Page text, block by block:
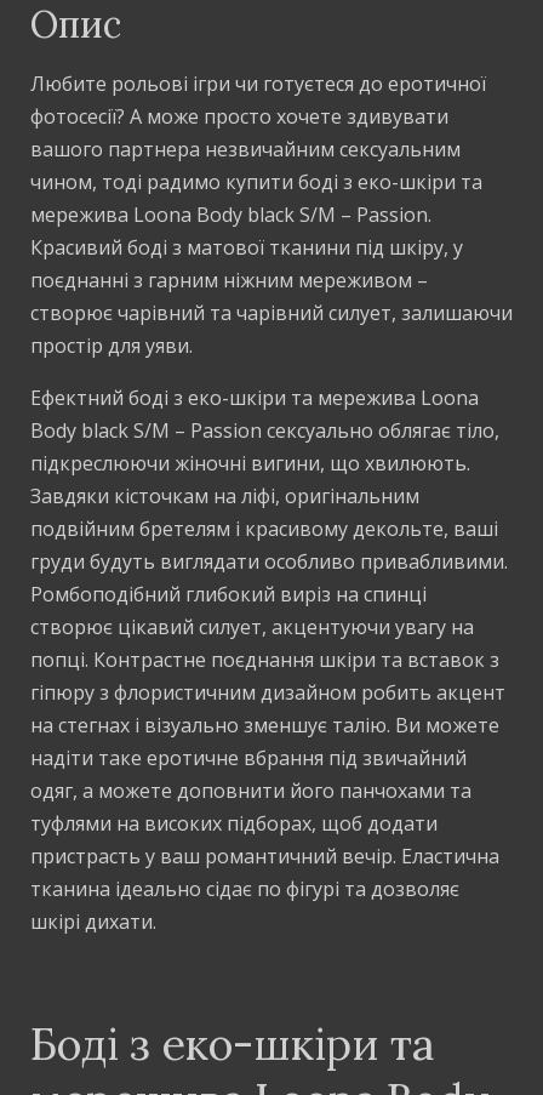
Опис
Любите рольові ігри чи готуєтеся до еротичної
фотосесії? А може просто хочете здивувати
вашого партнера незвичайним сексуальним
чином, тоді радимо купити боді з еко-шкіри та
мережива Loona Body black S/M – Passion.
Красивий боді з матової тканини під шкіру, у
поєднанні з гарним ніжним мереживом –
створює чарівний та чарівний силует, залишаючи
простір для уяви.
Ефектний боді з еко-шкіри та мережива Loona
Body black S/M – Passion сексуально облягає тіло,
підкреслюючи жіночні вигини, що хвилюють.
Завдяки кісточкам на ліфі, оригінальним
подвійним бретелям і красивому декольте, ваші
груди будуть виглядати особливо привабливими.
Ромбоподібний глибокий виріз на спинці
створює цікавий силует, акцентуючи увагу на
попці. Контрастне поєднання шкіри та вставок з
гіпюру з флористичним дизайном робить акцент
на стегнах і візуально зменшує талію. Ви можете
надіти таке еротичне вбрання під звичайний
одяг, а можете доповнити його панчохами та
туфлями на високих підборах, щоб додати
пристрасть у ваш романтичний вечір. Еластична
тканина ідеально сідає по фігурі та дозволяє
шкірі дихати.
Боді з еко-шкіри та